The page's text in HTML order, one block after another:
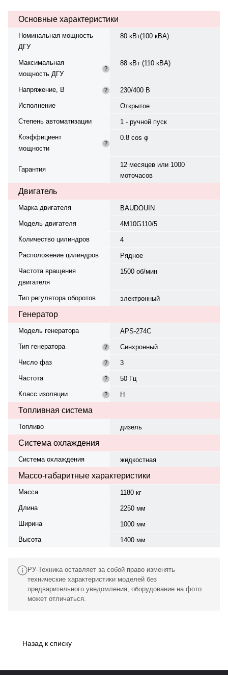
Генератор синхронный, 3-фазный,
230/400 В, 50 Гц, класс изоляции
2250×1000×1400 мм.
Производство: Россия, гарантия
моточасов.
Основные характеристики
Номинальная мощность
ДГУ
80 кВт(100 кВА)
Максимальная
мощность ДГУ
?
88 кВт (110 кВА)
Напряжение, В ?
230/400 В
Исполнение
Открытое
Степень автоматизации
1 - ручной пуск
Коэффициент
мощности
?
0.8 cos φ
Гарантия
12 месяцев или 1000
моточасов
Двигатель
Марка двигателя
BAUDOUIN
Модель двигателя
4M10G110/5
Количество цилиндров
4
Расположение цилиндров
Рядное
Частота вращения
двигателя
1500 об/мин
Тип регулятора оборотов электронный
Генератор
Модель генератора
APS-274C
Тип генератора
?
Синхронный
Число фаз
?
3
Частота
?
50 Гц
Класс изоляции
? H
Топливная система
Топливо дизель
Система охлаждения
Система охлаждения жидкостная
Массо-габаритные характеристики
Масса
1180 кг
Длина
2250 мм
Ширина
1000 мм
Высота
1400 мм
РУ-Техника оставляет за собой право изменять
технические характеристики моделей без
предварительного уведомления, оборудование на фото
может отличаться.
Назад к списку